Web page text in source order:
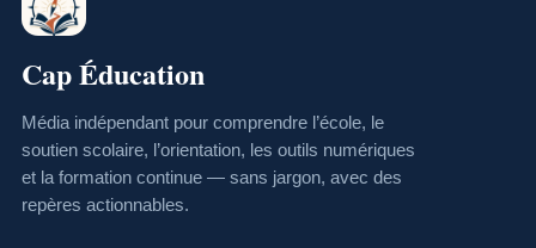
Cap Éducation
Média indépendant pour comprendre l’école, le
soutien scolaire, l’orientation, les outils numériques
et la formation continue — sans jargon, avec des
repères actionnables.